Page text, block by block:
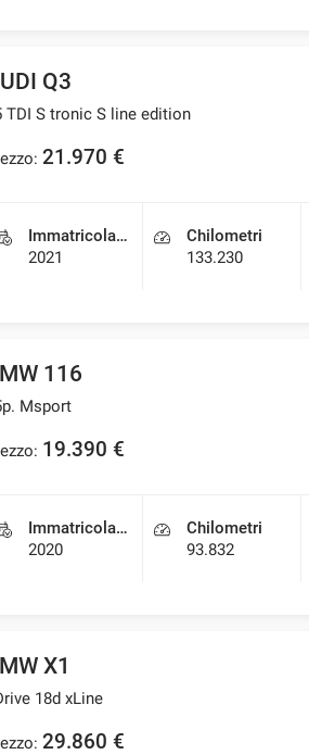
Q3
TDI S tronic S line edition
21.970 €
Immatricolazione
2021
Chilometri
133.230
116
Msport
19.390 €
Immatricolazione
2020
Chilometri
93.832
X1
18d xLine
29.860 €